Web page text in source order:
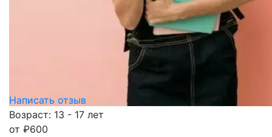
Написать отзыв
Возраст: 13 - 17 лет
от ₽600